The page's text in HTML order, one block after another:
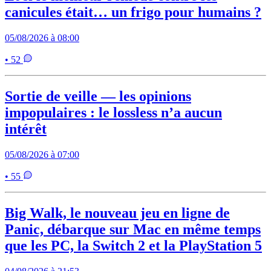
canicules était… un frigo pour humains ?
05/08/2026 à 08:00
• 52
Sortie de veille — les opinions
impopulaires : le lossless n’a aucun
intérêt
05/08/2026 à 07:00
• 55
Big Walk, le nouveau jeu en ligne de
Panic, débarque sur Mac en même temps
que les PC, la Switch 2 et la PlayStation 5